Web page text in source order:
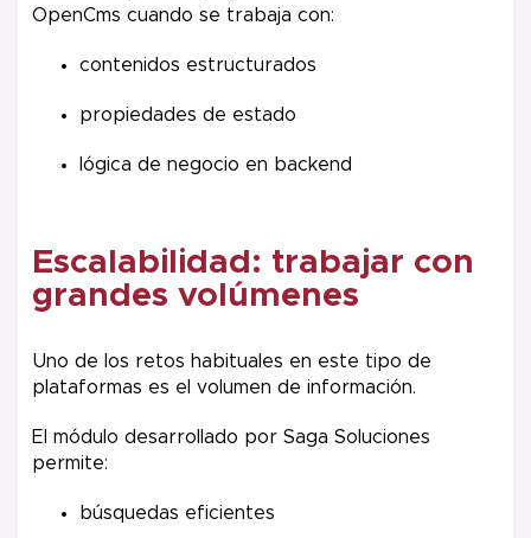
OpenCms cuando se trabaja con:
contenidos estructurados
propiedades de estado
lógica de negocio en backend
Escalabilidad: trabajar con
grandes volúmenes
Uno de los retos habituales en este tipo de
plataformas es el volumen de información.
El módulo desarrollado por Saga Soluciones
permite:
búsquedas eficientes